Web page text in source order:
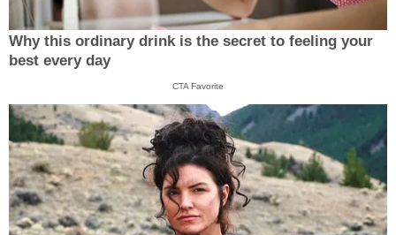
Why this ordinary drink is the secret to feeling your
best every day
CTA Favorite